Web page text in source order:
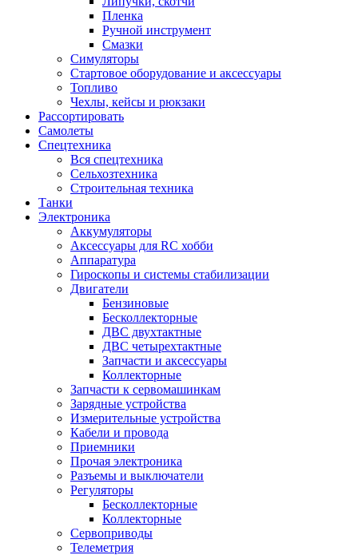
Пленка
Ручной инструмент
Смазки
Симуляторы
Стартовое оборудование и аксессуары
Топливо
Чехлы, кейсы и рюкзаки
Рассортировать
Самолеты
Спецтехника
Вся спецтехника
Сельхозтехника
Строительная техника
Танки
Электроника
Аккумуляторы
Аксессуары для RC хобби
Аппаратура
Гироскопы и системы стабилизации
Двигатели
Бензиновые
Бесколлекторные
ДВС двухтактные
ДВС четырехтактные
Запчасти и аксессуары
Коллекторные
Запчасти к сервомашинкам
Зарядные устройства
Измерительные устройства
Кабели и провода
Приемники
Прочая электроника
Разъемы и выключатели
Регуляторы
Бесколлекторные
Коллекторные
Сервоприводы
Телеметрия